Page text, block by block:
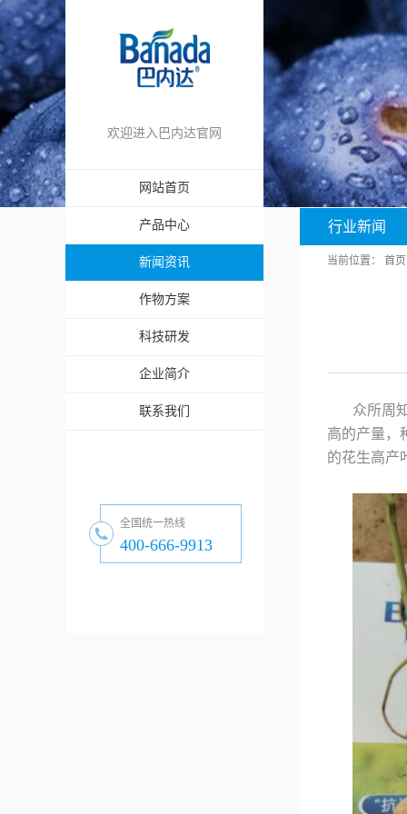
欢迎进入巴内达官网
网站首页
产品中心
新闻资讯
作物方案
科技研发
企业简介
联系我们
全国统一热线
400-666-9913
行业新闻
当前位置： 首页
众所周
高的产量，
的花生高产